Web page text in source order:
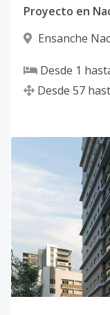
Ensanche
Desde 1
Desde 57